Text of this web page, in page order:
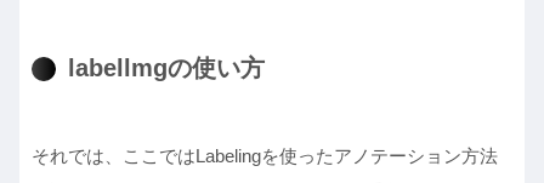
labellmgの使い方
それでは、ここではLabelingを使ったアノテーション方法